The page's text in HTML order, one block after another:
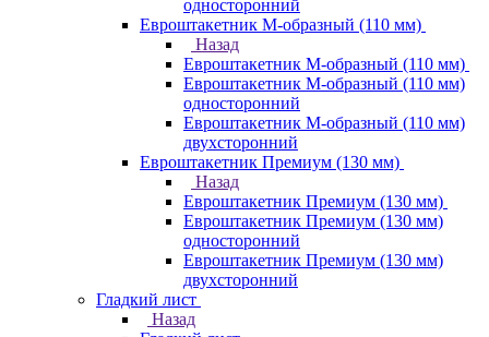
односторонний
Евроштакетник М-образный (110 мм)
Назад
Евроштакетник М-образный (110 мм)
Евроштакетник М-образный (110 мм)
односторонний
Евроштакетник М-образный (110 мм)
двухсторонний
Евроштакетник Премиум (130 мм)
Назад
Евроштакетник Премиум (130 мм)
Евроштакетник Премиум (130 мм)
односторонний
Евроштакетник Премиум (130 мм)
двухсторонний
Гладкий лист
Назад